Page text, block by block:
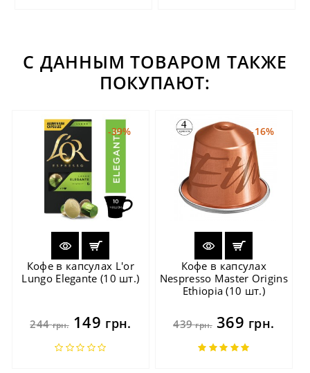
С ДАННЫМ ТОВАРОМ ТАКЖЕ
ПОКУПАЮТ:
-39%
Кофе в капсулах L'or
Lungo Elegante (10 шт.)
244грн.149 грн.
-16%
Кофе в капсулах
Nespresso Master Origins
Ethiopia (10 шт.)
439грн.369 грн.